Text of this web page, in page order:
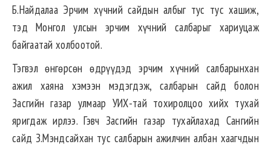
Б.Найдалаа Эрчим хүчний сайдын албыг тус тус хашиж,
тэд Монгол улсын эрчим хүчний салбарыг хариуцаж
байгаатай холбоотой.
Тэгвэл өнгөрсөн өдрүүдэд эрчим хүчний салбарынхан
ажил хаяна хэмээн мэдэгдэж, салбарын сайд болон
Засгийн газар улмаар УИХ-тай тохиролцоо хийх тухай
яригдаж ирлээ. Гэвч Засгийн газар тухайлахад Сангийн
сайд З.Мэндсайхан тус салбарын ажилчин албан хаагчдын